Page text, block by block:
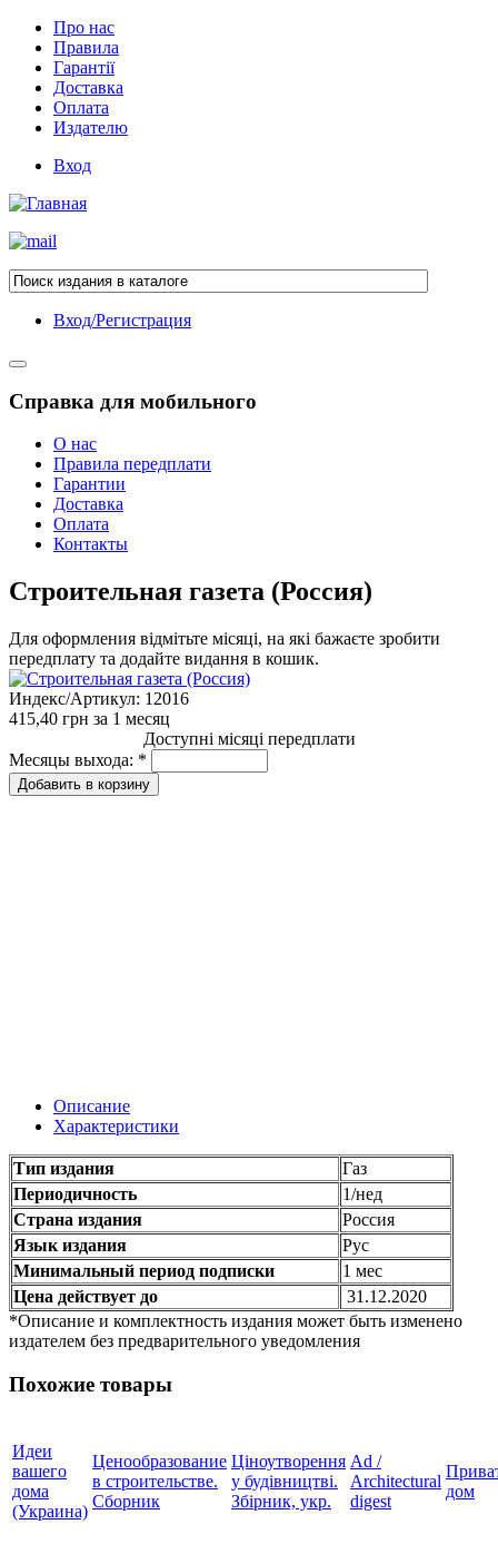
Про нас
Правила
Гарантії
Доставка
Оплата
Издателю
Вход
Вход/Регистрация
Справка для мобильного
О нас
Правила передплати
Гарантии
Доставка
Оплата
Контакты
Строительная газета (Россия)
Для оформления відмітьте місяці, на які бажаєте зробити
передплату та додайте видання в кошик.
Индекс/Артикул: 12016
415,40 грн за 1 месяц
Доступні місяці передплати
Месяцы выхода: *
Описание
Характеристики
Тип издания
Газ
Периодичность
1/нед
Страна издания
Россия
Язык издания
Рус
Минимальный период подписки
1 мес
Цена действует до
31.12.2020
*Описание и комплектность издания может быть изменено
издателем без предварительного уведомления
Похожие товары
Идеи
вашего
дома
(Украина)
Ценообразование
в строительстве.
Сборник
Ціноутворення
у будівництві.
Збірник, укр.
Ad /
Architectural
digest
дом